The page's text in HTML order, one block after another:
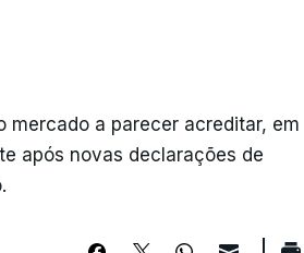
a parecer acreditar, em
após novas declarações de